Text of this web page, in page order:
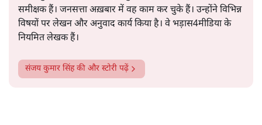
समीक्षक हैं। जनसत्ता अख़बार में वह काम कर चुके हैं। उन्होंने विभिन्न
विषयों पर लेखन और अनुवाद कार्य किया है। वे भड़ास4मीडिया के
नियमित लेखक हैं।
संजय कुमार सिंहकी और स्टोरी पढ़ें